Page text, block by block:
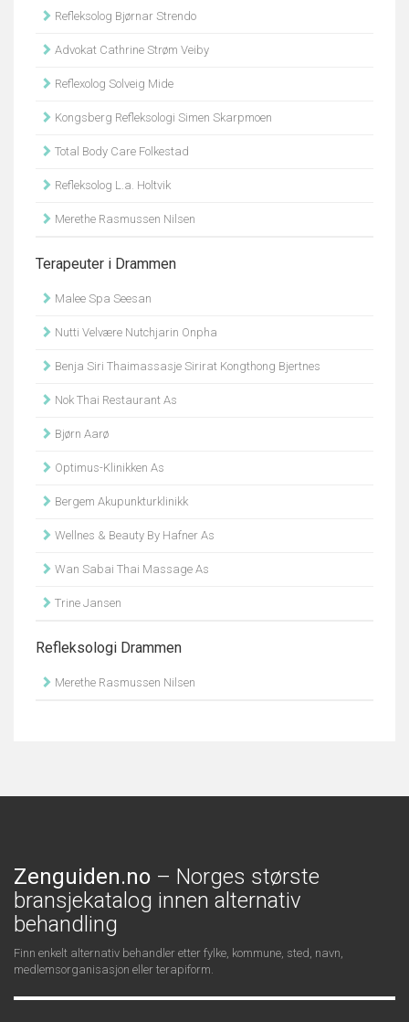
Refleksolog Bjørnar Strendo
Advokat Cathrine Strøm Veiby
Reflexolog Solveig Mide
Kongsberg Refleksologi Simen Skarpmoen
Total Body Care Folkestad
Refleksolog L.a. Holtvik
Merethe Rasmussen Nilsen
Terapeuter i Drammen
Malee Spa Seesan
Nutti Velvære Nutchjarin Onpha
Benja Siri Thaimassasje Sirirat Kongthong Bjertnes
Nok Thai Restaurant As
Bjørn Aarø
Optimus-Klinikken As
Bergem Akupunkturklinikk
Wellnes & Beauty By Hafner As
Wan Sabai Thai Massage As
Trine Jansen
Refleksologi Drammen
Merethe Rasmussen Nilsen
Zenguiden.no – Norges største
bransjekatalog innen alternativ
behandling
Finn enkelt alternativ behandler etter fylke, kommune, sted, navn,
medlemsorganisasjon eller terapiform.